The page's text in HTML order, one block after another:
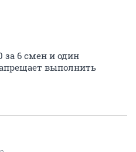
за 6 смен и один
выполнить